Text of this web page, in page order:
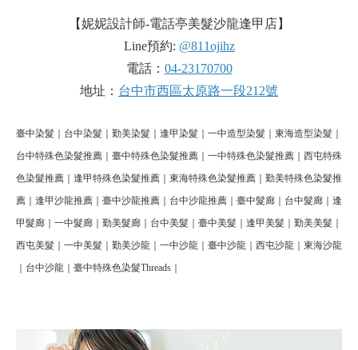
【妮妮設計師-電話亭美髮沙龍逢甲店】
Line預約: @811ojihz
電話： 04-23170700
地址： 台中市西區太原路一段212號
臺中染髮｜台中染髮｜勤美染髮｜逢甲染髮｜一中造型染髮｜東海造型染髮｜
台中特殊色染髮推薦｜臺中特殊色染髮推薦｜一中特殊色染髮推薦｜西屯特殊
色染髮推薦｜逢甲特殊色染髮推薦｜東海特殊色染髮推薦｜勤美特殊色染髮推
薦｜逢甲沙龍推薦｜臺中沙龍推薦｜台中沙龍推薦｜臺中髮廊｜台中髮廊｜逢
甲髮廊｜一中髮廊｜勤美髮廊｜台中美髮｜臺中美髮｜逢甲美髮｜勤美美髮｜
西屯美髮｜一中美髮｜勤美沙龍｜一中沙龍｜臺中沙龍｜西屯沙龍｜東海沙龍
｜台中沙龍｜臺中特殊色染髮Threads｜